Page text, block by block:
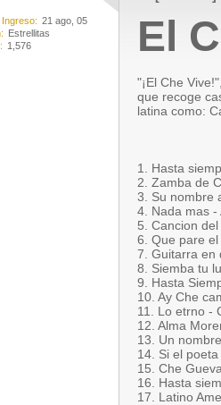
21 ago, 05
Estrellitas
1,576 El
"¡El Che
que recoge
latina como:
1. Hasta
2. Zamba de
3. Su nombre
4. Nada mas -
5. Cancion
6. Que pare
7. Guitarra en
8. Siemba tu
9. Hasta
10. Ay Che
11. Lo etrno -
12. Alma
13. Un
14. Si el
15. Che
16. Hasta
17. Latino